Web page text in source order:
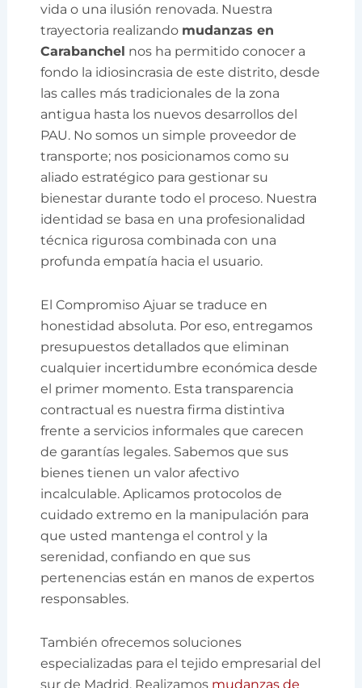
vida o una ilusión renovada. Nuestra
trayectoria realizando mudanzas en
Carabanchel nos ha permitido conocer a
fondo la idiosincrasia de este distrito, desde
las calles más tradicionales de la zona
antigua hasta los nuevos desarrollos del
PAU. No somos un simple proveedor de
transporte; nos posicionamos como su
aliado estratégico para gestionar su
bienestar durante todo el proceso. Nuestra
identidad se basa en una profesionalidad
técnica rigurosa combinada con una
profunda empatía hacia el usuario.
El Compromiso Ajuar se traduce en
honestidad absoluta. Por eso, entregamos
presupuestos detallados que eliminan
cualquier incertidumbre económica desde
el primer momento. Esta transparencia
contractual es nuestra firma distintiva
frente a servicios informales que carecen
de garantías legales. Sabemos que sus
bienes tienen un valor afectivo
incalculable. Aplicamos protocolos de
cuidado extremo en la manipulación para
que usted mantenga el control y la
serenidad, confiando en que sus
pertenencias están en manos de expertos
responsables.
También ofrecemos soluciones
especializadas para el tejido empresarial del
sur de Madrid. Realizamos mudanzas de